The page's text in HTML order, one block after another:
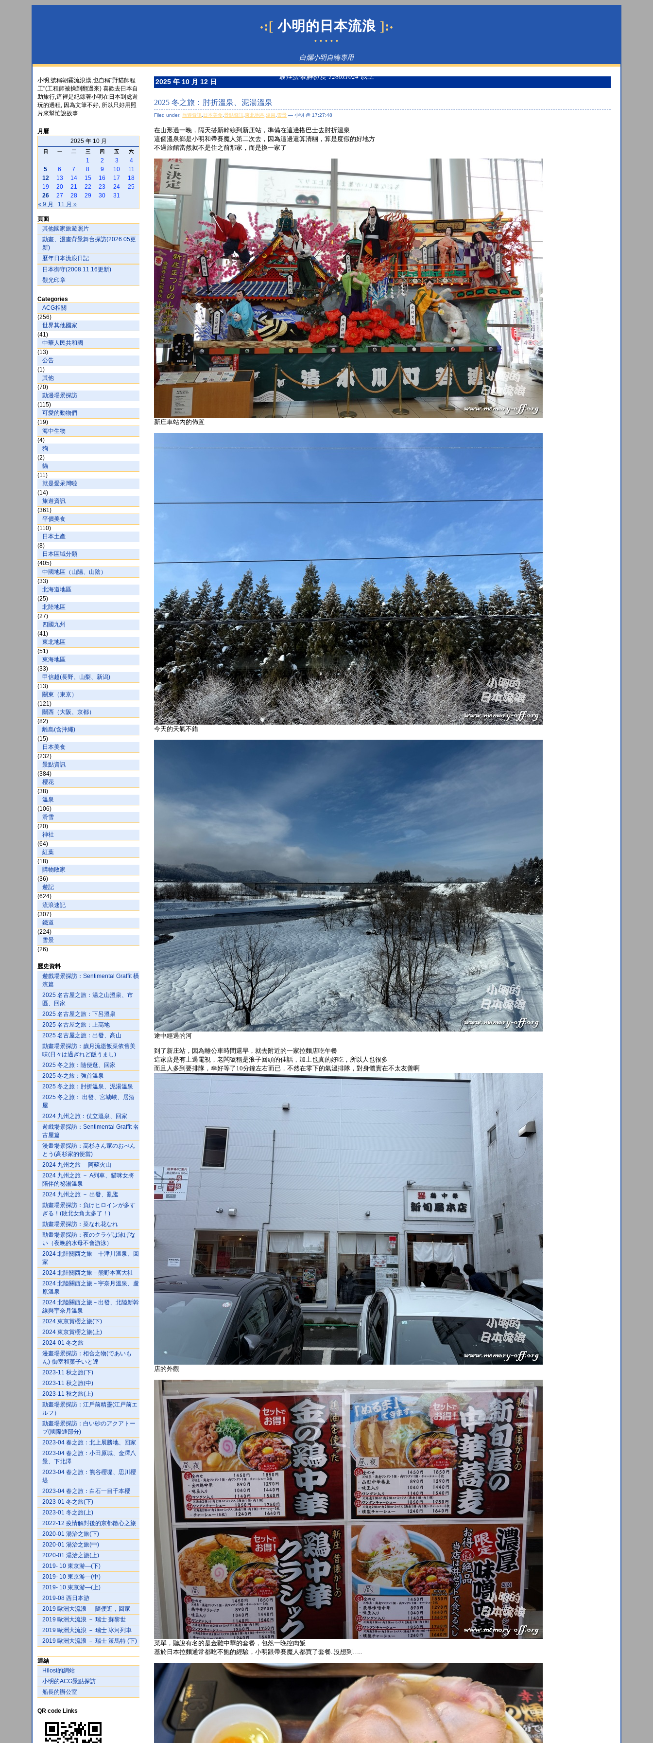
·:[ 小明的日本流浪]:·
• • • • •
白爛小明自嗨專用
最佳螢幕解析度 1280x1024 以上
小明,號稱朝霧流浪漢,也自稱"野貓師程
工"(工程師被操到翻過來) 喜歡去日本自
助旅行,這裡是紀錄著小明在日本到處遊
玩的過程, 因為文筆不好, 所以只好用照
片來幫忙說故事
月曆
2025 年 10 月
日 一 二 三 四 五 六
1 2 3
4
5
6 7 8 9 10
11
12
13 14 15 16 17
18
19
20 21 22 23 24
25
26
27 28 29 30
31
« 9 月
11 月 »
頁面
其他國家旅遊照片
動畫、漫畫背景舞台探訪(2026.05更
新)
歷年日本流浪日記
日本御守(2008.11.16更新)
觀光印章
Categories
ACG相關
(256)
世界其他國家
(41)
中華人民共和國
(13)
公告
(1)
其他
(70)
動漫場景探訪
(115)
可愛的動物們
(19)
海中生物
(4)
狗
(2)
貓
(11)
就是愛呆灣啦
(14)
旅遊資訊
(361)
平價美食
(110)
日本土產
(8)
日本區域分類
(405)
中國地區（山陽、山陰）
(33)
北海道地區
(25)
北陸地區
(27)
四國九州
(41)
東北地區
(51)
東海地區
(33)
甲信越(長野、山梨、新潟)
(13)
關東（東京）
(121)
關西（大阪、京都）
(82)
離島(含沖繩)
(15)
日本美食
(232)
景點資訊
(384)
櫻花
(38)
溫泉
(106)
滑雪
(20)
神社
(64)
紅葉
(18)
購物敗家
(36)
遊記
(624)
流浪速記
(307)
鐵道
(224)
雪景
(26)
歷史資料
遊戲場景探訪：Sentimental Graffit 橫
濱篇
2025 名古屋之旅：湯之山溫泉、市
區、回家
2025 名古屋之旅：下呂溫泉
2025 名古屋之旅：上高地
2025 名古屋之旅：出發、高山
動畫場景探訪：歲月流逝飯菜依舊美
味(日々は過ぎれど飯うまし)
2025 冬之旅：隨便逛、回家
2025 冬之旅：強首溫泉
2025 冬之旅：肘折溫泉、泥湯溫泉
2025 冬之旅： 出發、宮城峽、居酒
屋
2024 九州之旅：仗立溫泉、回家
遊戲場景探訪：Sentimental Graffit 名
古屋篇
漫畫場景探訪：高杉さん家のおべん
とう(高杉家的便當)
2024 九州之旅 －阿蘇火山
2024 九州之旅 － A列車、貓咪女將
陪伴的祕湯溫泉
2024 九州之旅 － 出發、亂逛
動畫場景探訪：負けヒロインが多す
ぎる！(敗北女角太多了！)
動畫場景探訪：菜なれ花なれ
動畫場景探訪：夜のクラゲは泳げな
い（夜晚的水母不會游泳）
2024 北陸關西之旅－十津川溫泉、回
家
2024 北陸關西之旅－熊野本宮大社
2024 北陸關西之旅－宇奈月溫泉、蘆
原溫泉
2024 北陸關西之旅－出發、北陸新幹
線與宇奈月溫泉
2024 東京賞櫻之旅(下)
2024 東京賞櫻之旅(上)
2024-01 冬之旅
漫畫場景探訪：相合之物(であいも
ん)-御室和菓子いと達
2023-11 秋之旅(下)
2023-11 秋之旅(中)
2023-11 秋之旅(上)
動畫場景探訪：江戶前精靈(江戸前エ
ルフ）
動畫場景探訪：白い砂のアクアトー
プ(國際通部分)
2023-04 春之旅：北上展勝地、回家
2023-04 春之旅：小田原城、金澤八
景、下北澤
2023-04 春之旅：熊谷櫻堤、思川櫻
堤
2023-04 春之旅：白石一目千本櫻
2023-01 冬之旅(下)
2023-01 冬之旅(上)
2022-12 疫情解封後的京都散心之旅
2020-01 湯治之旅(下)
2020-01 湯治之旅(中)
2020-01 湯治之旅(上)
2019- 10 東京游—(下)
2019- 10 東京游—(中)
2019- 10 東京游—(上)
2019-08 西日本游
2019 歐洲大流浪 － 隨便逛，回家
2019 歐洲大流浪 － 瑞士 蘇黎世
2019 歐洲大流浪 － 瑞士 冰河列車
2019 歐洲大流浪 － 瑞士 策馬特 (下)
連結
Hilosi的網站
小明的ACG景點探訪
船長的辦公室
QR code Links
2025 年 10 月 12 日
2025 冬之旅：肘折溫泉、泥湯溫泉
Filed under:旅遊資訊 日本美食 ,景點資訊 ,東北地區 ,溫泉 雪景 — 小明 @ 17:27:48
在山形過一晚，隔天搭新幹線到新庄站，準備在這邊搭巴士去肘折溫泉
這個溫泉鄉是小明和帶賽魔人第二次去，因為這邊還算清幽，算是度假的好地方
不過旅館當然就不是住之前那家，而是換一家了
新庄車站內的佈置
今天的天氣不錯
途中經過的河
到了新庄站，因為離公車時間還早，就去附近的一家拉麵店吃午餐
這家店是有上過電視，老闆號稱是浪子回頭的佳話，加上也真的好吃，所以人也很多
而且人多到要排隊，幸好等了10分鐘左右而已，不然在零下的氣溫排隊，對身體實在不太友善啊
店的外觀
菜單，聽說有名的是金雞中華的套餐，包然一晚控肉飯
基於日本拉麵通常都吃不飽的經驗，小明跟帶賽魔人都買了套餐..沒想到…..